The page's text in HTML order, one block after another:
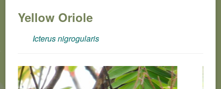
Yellow Oriole
Icterus nigrogularis